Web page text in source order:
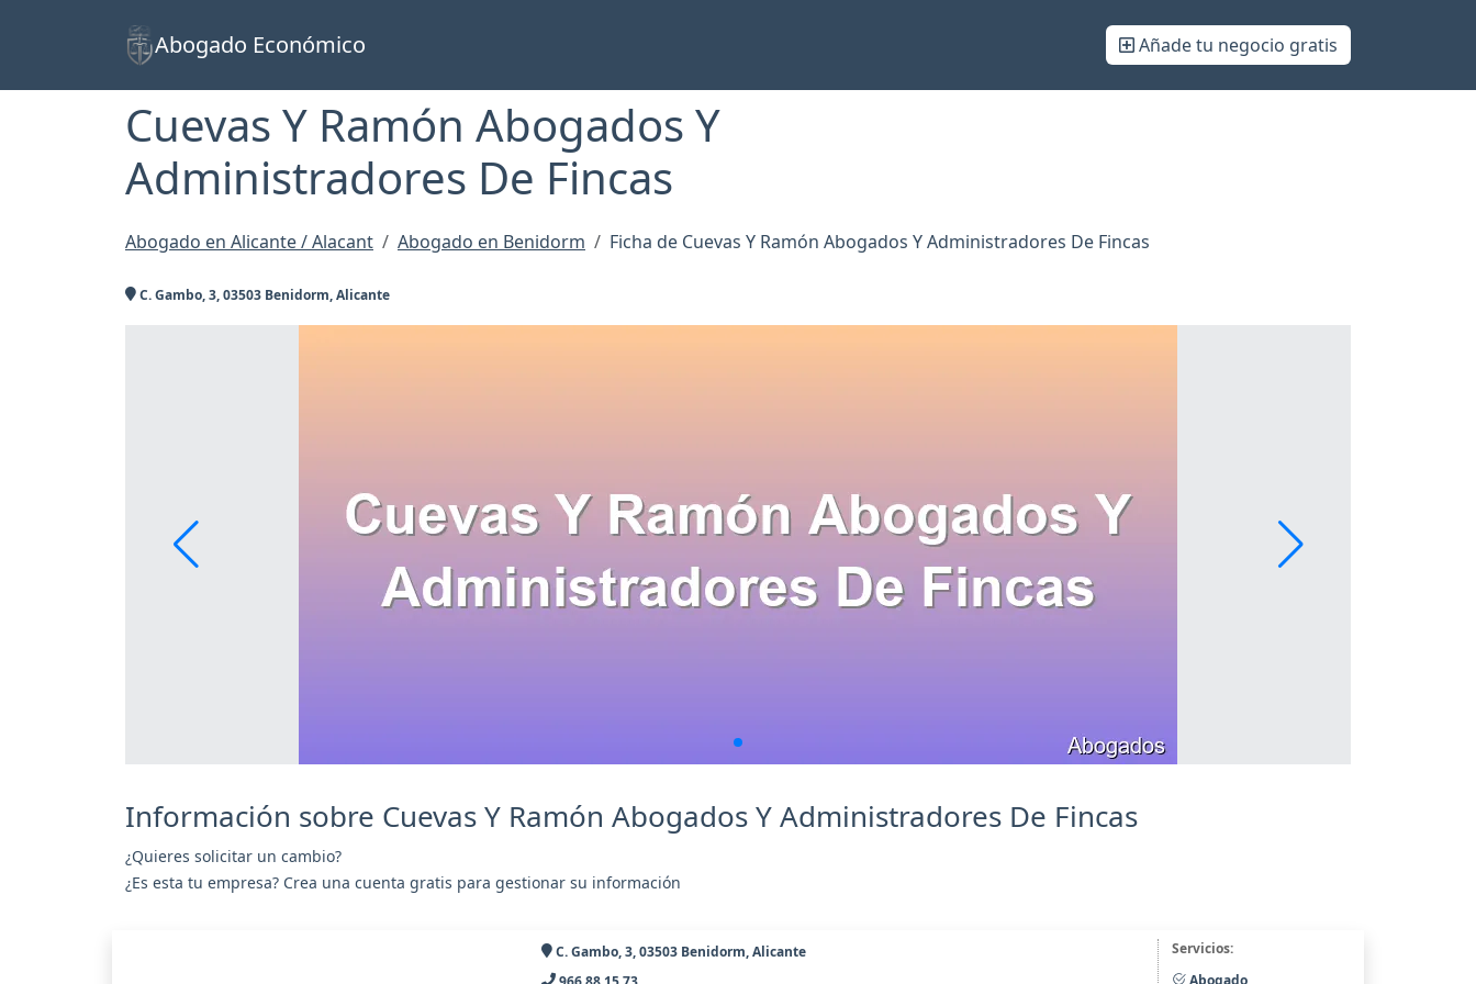
Abogado Económico Añade tu negocio gratis
Cuevas Y Ramón Abogados Y
Administradores De Fincas
Abogado en Alicante / Alacant Abogado en Benidorm Ficha de Cuevas Y Ramón Abogados Y Administradores De Fincas
C. Gambo, 3, 03503 Benidorm, Alicante
Información sobre Cuevas Y Ramón Abogados Y Administradores De Fincas
¿Quieres solicitar un cambio?
¿Es esta tu empresa? Crea una cuenta gratis para gestionar su información
C. Gambo, 3, 03503 Benidorm, Alicante
Servicios:
Abogado